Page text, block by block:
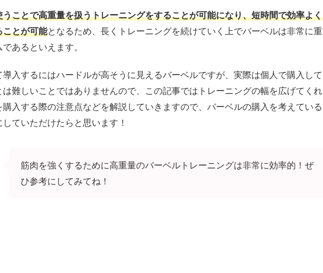
ことで高重量を扱うトレーニングをすることが可能になり、短時間で効率よく
ことが可能となるため、長くトレーニングを続けていく上でバーベルは非常に重
あるといえます。
導入するにはハードルが高そうに見えるバーベルですが、実際は個人で購入して
は難しいことではありませんので、この記事ではトレーニングの幅を広げてくれ
購入する際の注意点などを解説していきますので、バーベルの購入を考えている
ていただけたらと思います！
筋肉を強くするために高重量のバーベルトレーニングは非常に効率的！ぜ
ひ参考にしてみてね！